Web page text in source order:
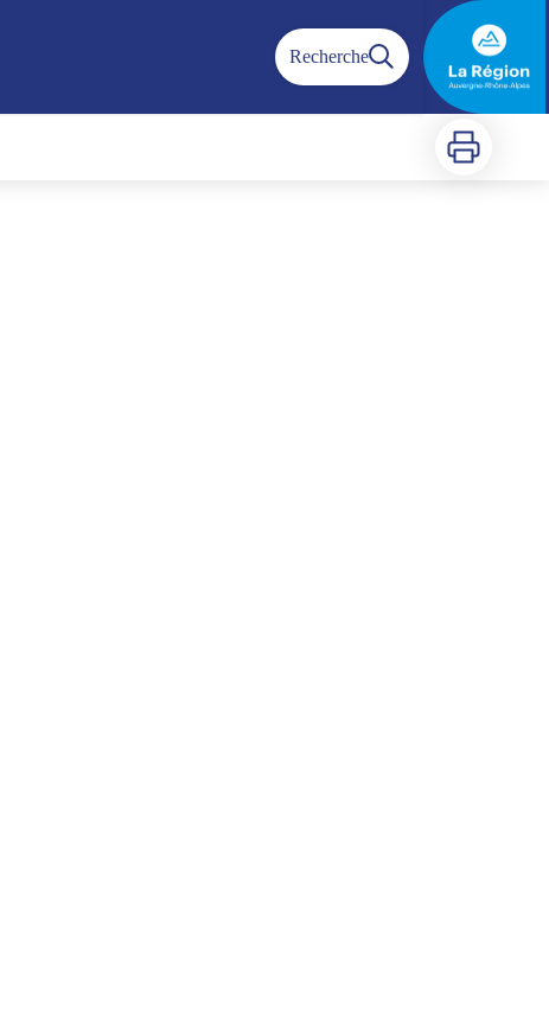
Recherche
Imprimer